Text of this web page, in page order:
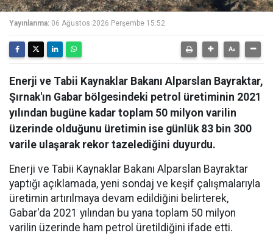
Yayınlanma: 06 Ağustos 2026 Perşembe 15:52
Enerji ve Tabii Kaynaklar Bakanı Alparslan Bayraktar,
Şırnak'ın Gabar bölgesindeki petrol üretiminin 2021
yılından bugüne kadar toplam 50 milyon varilin
üzerinde olduğunu üretimin ise günlük 83 bin 300
varile ulaşarak rekor tazelediğini duyurdu.
Enerji ve Tabii Kaynaklar Bakanı Alparslan Bayraktar
yaptığı açıklamada, yeni sondaj ve keşif çalışmalarıyla
üretimin artırılmaya devam edildiğini belirterek,
Gabar'da 2021 yılından bu yana toplam 50 milyon
varilin üzerinde ham petrol üretildiğini ifade etti.